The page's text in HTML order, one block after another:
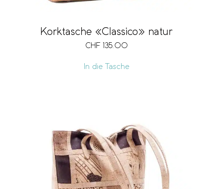
Korktasche «Classico» natur
CHF 135.00
In die Tasche